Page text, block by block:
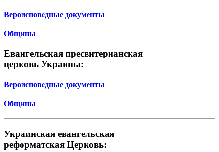
Вероисповедные документы
Общины
Евангельская пресвитерианская
церковь Украины:
Вероисповедные документы
Общины
Украинская евангельская
реформатская Церковь: